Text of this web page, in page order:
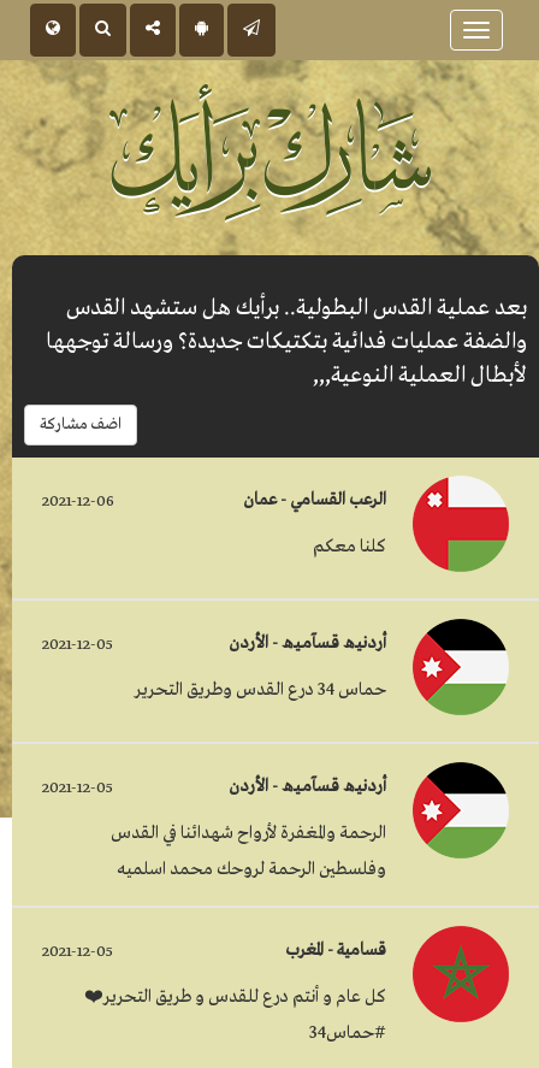
Toggle
navigation
بعد عملية القدس البطولية.. برأيك هل ستشهد القدس
والضفة عمليات فدائية بتكتيكات جديدة؟ ورسالة توجهها
لأبطال العملية النوعية,,,
اضف مشاركة
الرعب القسامي - عمان 2021-12-06
كلنا معكم
أردنيـﮪ قـسآمـيـﮪ - الأردن 2021-12-05
حماس 34 درع القدس وطريق التحرير
أردنيـﮪ قـسآمـيـﮪ - الأردن 2021-12-05
الرحمة والمغفرة لأرواح شهدائنا في القدس
وفلسطين الرحمة لروحك محمد اسلميه
قسامية - المغرب 2021-12-05
كل عام و أنتم درع للقدس و طريق التحرير❤️
#حماس34